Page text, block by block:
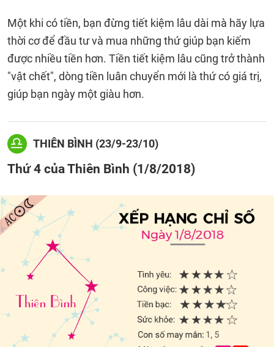
Một khi có tiền, bạn đừng tiết kiệm lâu dài mà hãy lựa
thời cơ để đầu tư và mua những thứ giúp bạn kiếm
được nhiều tiền hơn. Tiền tiết kiệm lâu cũng trở thành
"vật chết", dòng tiền luân chuyển mới là thứ có giá trị,
giúp bạn ngày một giàu hơn.
THIÊN BÌNH (23/9-23/10)
Thứ 4 của Thiên Bình (1/8/2018)